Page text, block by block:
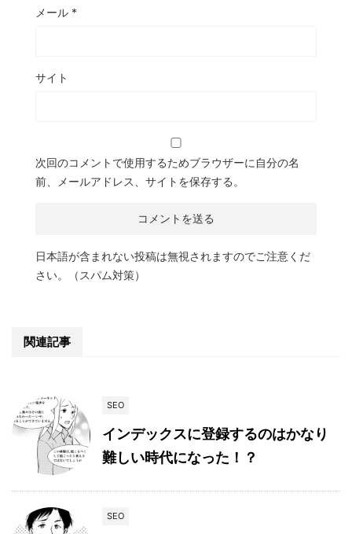
メール *
サイト
次回のコメントで使用するためブラウザーに自分の名
前、メールアドレス、サイトを保存する。
日本語が含まれない投稿は無視されますのでご注意くだ
さい。（スパム対策）
関連記事
SEO
インデックスに登録するのはかなり
難しい時代になった！？
SEO